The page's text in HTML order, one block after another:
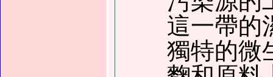
這一帶的
獨特的微